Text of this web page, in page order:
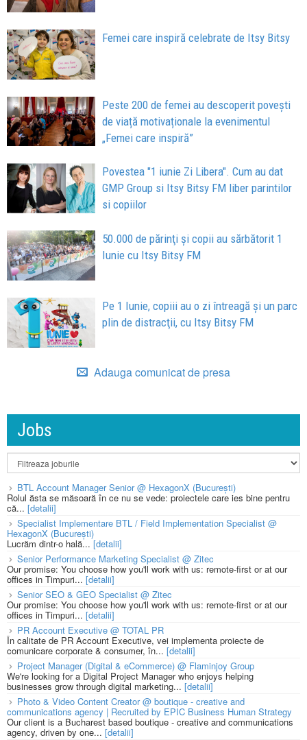
Femei care inspiră celebrate de Itsy Bitsy
Peste 200 de femei au descoperit povești
de viață motivaționale la evenimentul
„Femei care inspiră”
Povestea "1 iunie Zi Libera". Cum au dat
GMP Group si Itsy Bitsy FM liber parintilor
si copiilor
50.000 de părinţi şi copii au sărbătorit 1
Iunie cu Itsy Bitsy FM
Pe 1 Iunie, copiii au o zi întreagă şi un parc
plin de distracţii, cu Itsy Bitsy FM
Adauga comunicat de presa
Jobs
BTL Account Manager Senior @ HexagonX (București)
Rolul ăsta se măsoară în ce nu se vede: proiectele care ies bine pentru
că... [detalii]
Specialist Implementare BTL / Field Implementation Specialist @
HexagonX (București)
Lucrăm dintr-o hală...[detalii]
Senior Performance Marketing Specialist @ Zitec
Our promise: You choose how you'll work with us: remote-first or at our
offices in Timpuri... [detalii]
Senior SEO & GEO Specialist @ Zitec
Our promise: You choose how you'll work with us: remote-first or at our
offices in Timpuri... [detalii]
PR Account Executive @ TOTAL PR
În calitate de PR Account Executive, vei implementa proiecte de
comunicare corporate & consumer, în... [detalii]
Project Manager (Digital & eCommerce) @ Flaminjoy Group
We're looking for a Digital Project Manager who enjoys helping
businesses grow through digital marketing... [detalii]
Photo & Video Content Creator @ boutique - creative and
communications agency | Recruited by EPIC Business Human Strategy
Our client is a Bucharest based boutique - creative and communications
agency, driven by one... [detalii]